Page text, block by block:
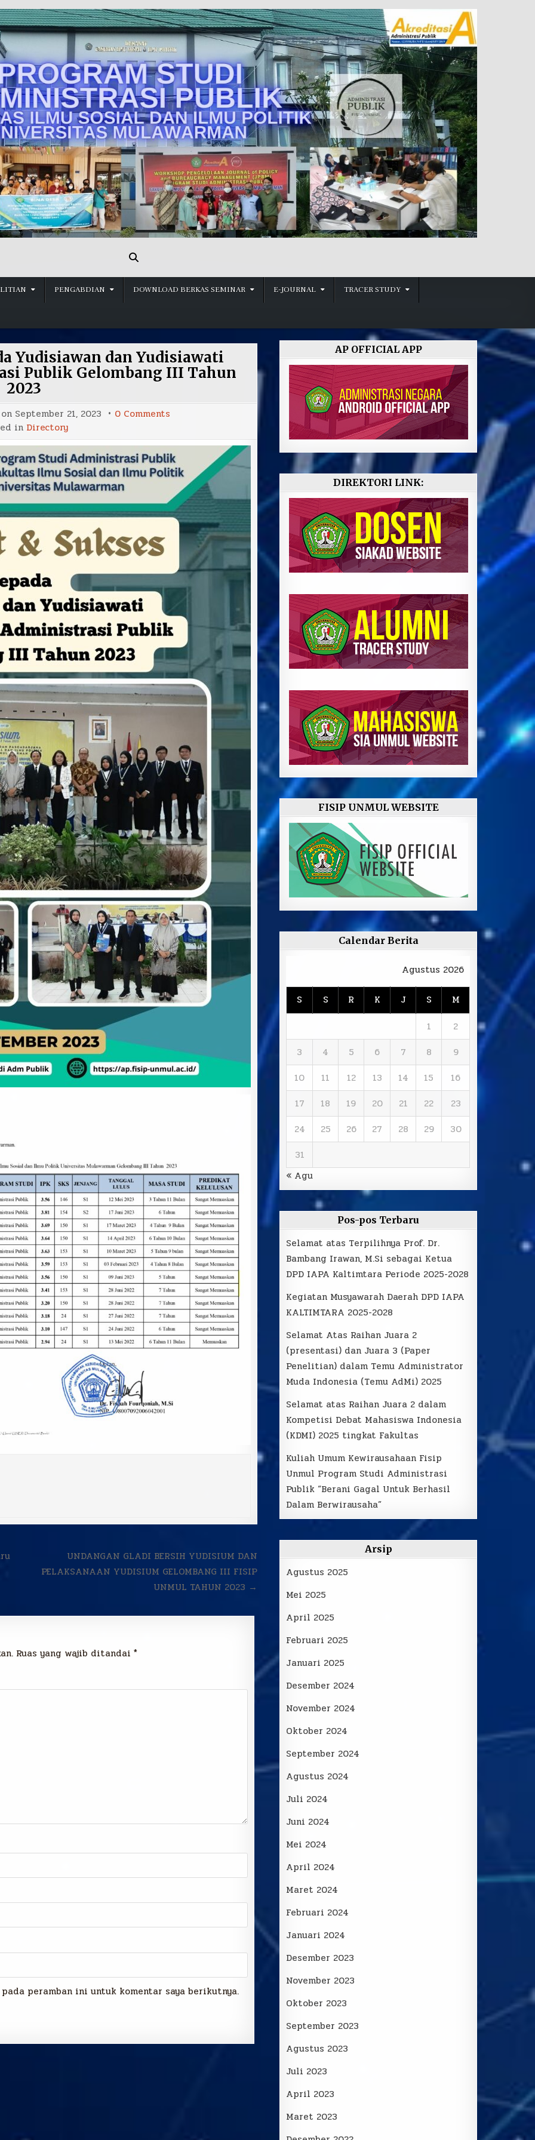
PENGABDIAN DOWNLOAD BERKAS SEMINAR E-JOURNAL TRACER STUDY
Yudisiawan dan Yudisiawati
Publik Gelombang III Tahun
2023
September 21, 2023 0 Commentson
Sukses
kepada
Yudisiawan
dan
Yudisiawati
Program
Studi
Administrasi
Publik
Gelombang
III
Tahun
in Directory
UNDANGAN GLADI BERSIH YUDISIUM DAN
PELAKSANAAN YUDISIUM GELOMBANG III FISIP
UNMUL TAHUN 2023 →
Ruas yang wajib ditandai *
peramban ini untuk komentar saya berikutnya.
AP OFFICIAL APP
DIREKTORI LINK:
FISIP UNMUL WEBSITE
Calendar Berita
Agustus 2026
S S R K J S
M
1
2
3
4 5 6 7 8
9
10
11 12 13 14 15
16
17
18 19 20 21 22
23
24
25 26 27 28 29
30
31
« Agu
Pos-pos Terbaru
Selamat atas Terpilihnya Prof. Dr.
Bambang Irawan, M.Si sebagai Ketua
DPD IAPA Kaltimtara Periode 2025-2028
Kegiatan Musyawarah Daerah DPD IAPA
KALTIMTARA 2025-2028
Selamat Atas Raihan Juara 2
(presentasi) dan Juara 3 (Paper
Penelitian) dalam Temu Administrator
Muda Indonesia (Temu AdMi) 2025
Selamat atas Raihan Juara 2 dalam
Kompetisi Debat Mahasiswa Indonesia
(KDMI) 2025 tingkat Fakultas
Kuliah Umum Kewirausahaan Fisip
Unmul Program Studi Administrasi
Publik “Berani Gagal Untuk Berhasil
Dalam Berwirausaha”
Arsip
Agustus 2025
Mei 2025
April 2025
Februari 2025
Januari 2025
Desember 2024
November 2024
Oktober 2024
September 2024
Agustus 2024
Juli 2024
Juni 2024
Mei 2024
April 2024
Maret 2024
Februari 2024
Januari 2024
Desember 2023
November 2023
Oktober 2023
September 2023
Agustus 2023
Juli 2023
April 2023
Maret 2023